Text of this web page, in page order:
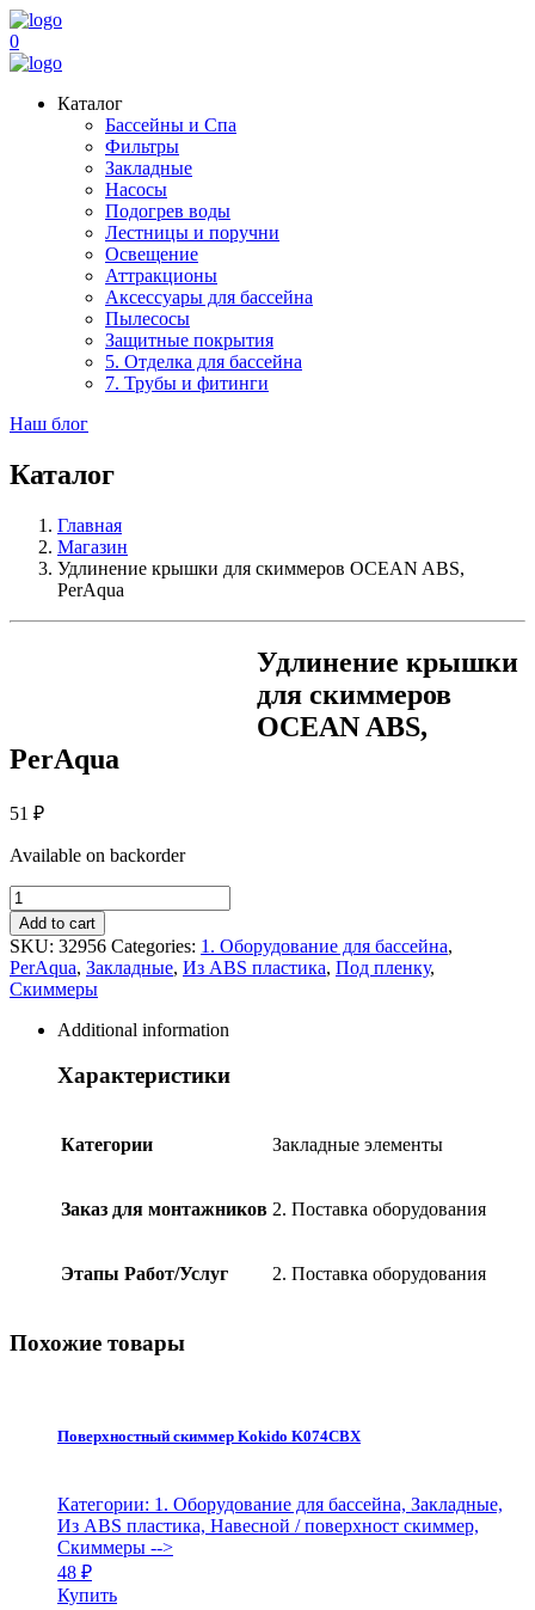
0
Каталог
Бассейны и Спа
Фильтры
Закладные
Насосы
Подогрев воды
Лестницы и поручни
Освещение
Аттракционы
Аксессуары для бассейна
Пылесосы
Защитные покрытия
5. Отделка для бассейна
7. Трубы и фитинги
Наш блог
Каталог
Главная
Магазин
Удлинение крышки для скиммеров OCEAN ABS,
PerAqua
Удлинение крышки
для скиммеров
OCEAN ABS,
PerAqua
51 ₽
Available on backorder
Удлинение
крышки
для
скиммеров
OCEAN
ABS,
PerAqua
Add to cart
SKU: 32956 Categories: 1. Оборудование для бассейна,
PerAqua, Закладные, Из ABS пластика, Под пленку,
Скиммеры
Additional information
Характеристики
Категории Закладные элементы
Заказ для монтажников 2. Поставка оборудования
Этапы Работ/Услуг 2. Поставка оборудования
Похожие товары
Поверхностный скиммер Kokido K074CBX
Категории: 1. Оборудование для бассейна, Закладные,
Из ABS пластика, Навесной / поверхност скиммер,
Скиммеры -->
48 ₽
Купить